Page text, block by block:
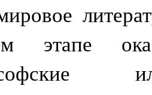
этапе